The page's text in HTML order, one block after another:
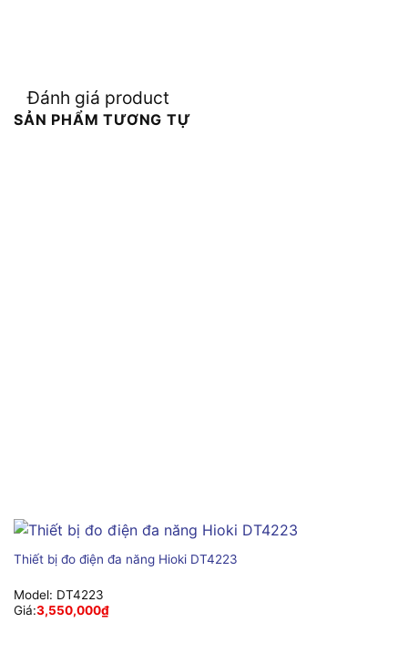
Đánh giá product
SẢN PHẨM TƯƠNG TỰ
Thiết bị đo điện đa năng Hioki DT4223
Model: DT4223
Giá:3,550,000₫